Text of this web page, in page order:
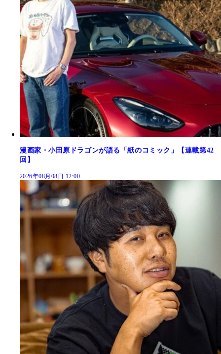
漫画家・小田原ドラゴンが語る「紙のコミック」【連載第42
回】
2026年08月08日 12:00